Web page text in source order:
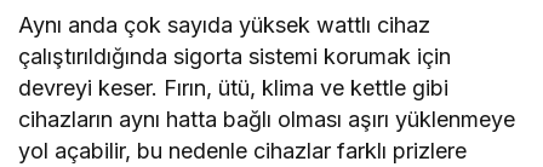
Aynı anda çok sayıda yüksek wattlı cihaz
çalıştırıldığında sigorta sistemi korumak için
devreyi keser. Fırın, ütü, klima ve kettle gibi
cihazların aynı hatta bağlı olması aşırı yüklenmeye
yol açabilir, bu nedenle cihazlar farklı prizlere